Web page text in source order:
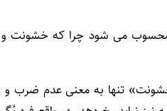
می شود چرا که خشونت و
تنها به معنی عدم ضرب